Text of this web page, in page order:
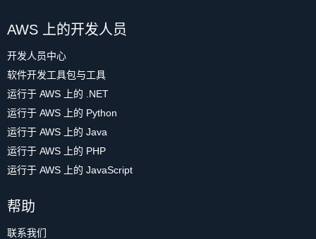
AWS 上的开发人员
开发人员中心
软件开发工具包与工具
运行于 AWS 上的 .NET
运行于 AWS 上的 Python
运行于 AWS 上的 Java
运行于 AWS 上的 PHP
运行于 AWS 上的 JavaScript
帮助
联系我们